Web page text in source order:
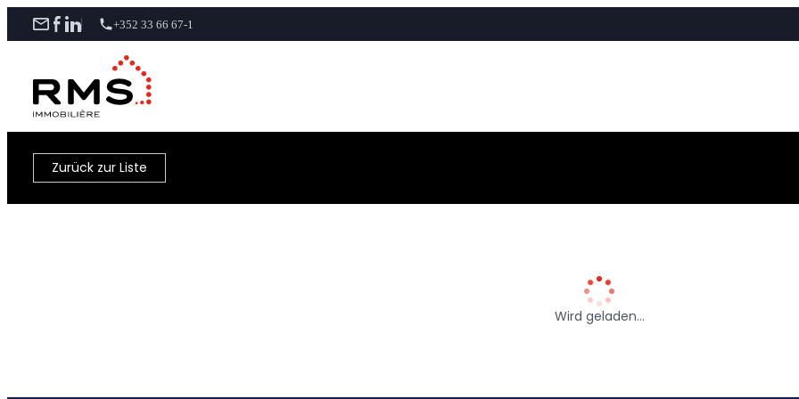
+352 33 66 67-1
Zurück zur Liste
Wird geladen…